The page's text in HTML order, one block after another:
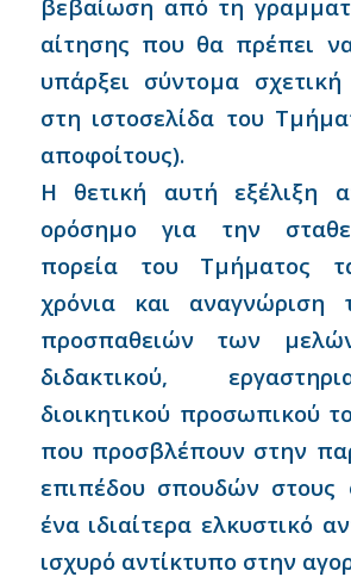
βεβαίωση από τη
αίτησης που θα πρέπει
υπάρξει σύντομα
στη ιστοσελίδα του
αποφοίτους).
Η θετική αυτή εξέλιξη
ορόσημο για την
πορεία του Τμήματος
χρόνια και αναγνώριση
προσπαθειών των
διδακτικού,
διοικητικού προσωπικού
που προσβλέπουν στην
επιπέδου σπουδών στους
ένα ιδιαίτερα ελκυστικό
ισχυρό αντίκτυπο στην